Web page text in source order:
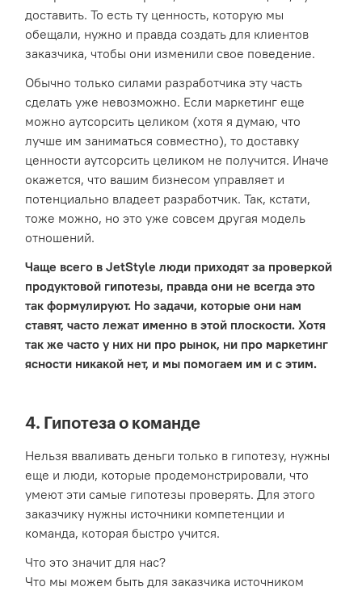
доставить. То есть ту ценность, которую мы
обещали, нужно и правда создать для клиентов
заказчика, чтобы они изменили свое поведение.
Обычно только силами разработчика эту часть
сделать уже невозможно. Если маркетинг еще
можно аутсорсить целиком (хотя я думаю, что
лучше им заниматься совместно), то доставку
ценности аутсорсить целиком не получится. Иначе
окажется, что вашим бизнесом управляет и
потенциально владеет разработчик. Так, кстати,
тоже можно, но это уже совсем другая модель
отношений.
Чаще всего в JetStyle люди приходят за проверкой
продуктовой гипотезы, правда они не всегда это
так формулируют. Но задачи, которые они нам
ставят, часто лежат именно в этой плоскости. Хотя
так же часто у них ни про рынок, ни про маркетинг
ясности никакой нет, и мы помогаем им и с этим.
4. Гипотеза о команде
Нельзя вваливать деньги только в гипотезу, нужны
еще и люди, которые продемонстрировали, что
умеют эти самые гипотезы проверять. Для этого
заказчику нужны источники компетенции и
команда, которая быстро учится.
Что это значит для нас?
Что мы можем быть для заказчика источником